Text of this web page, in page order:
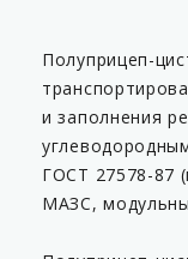
Полуприцеп-
и заполнения
ГОСТ 27578-87
МАЗС,